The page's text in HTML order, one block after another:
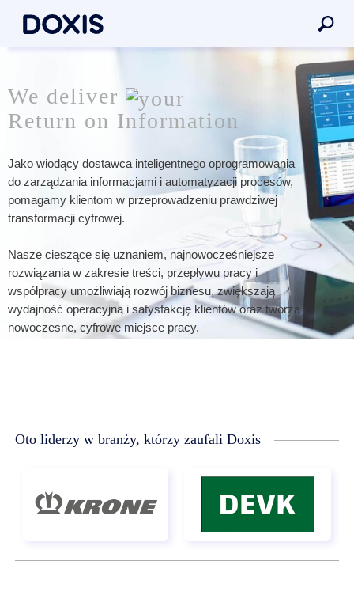
We deliver
Return on Information
Jako wiodący dostawca inteligentnego oprogramowania
do zarządzania informacjami i automatyzacji procesów,
pomagamy klientom w przeprowadzeniu prawdziwej
transformacji cyfrowej.
Nasze cieszące się uznaniem, najnowocześniejsze
rozwiązania w zakresie treści, przepływu pracy i
współpracy umożliwiają rozwój biznesu, zwiększają
wydajność operacyjną i satysfakcję klientów oraz tworzą
nowoczesne, cyfrowe miejsce pracy.
Oto liderzy w branży, którzy zaufali Doxis